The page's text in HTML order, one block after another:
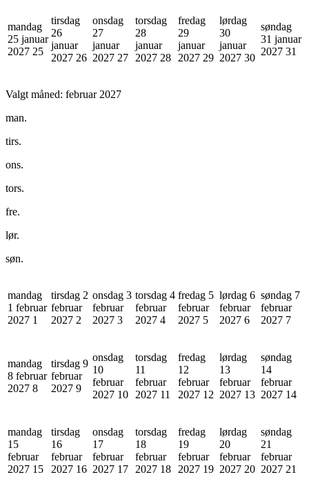
mandag
25 januar
2027 25
tirsdag
26
januar
2027 26
onsdag
27
januar
2027 27
torsdag
28
januar
2027 28
fredag
29
januar
2027 29
lørdag
30
januar
2027 30
søndag
31 januar
2027 31
Valgt måned: februar 2027
man.
tirs.
ons.
tors.
fre.
lør.
søn.
mandag
1 februar
2027 1
tirsdag 2
februar
2027 2
onsdag 3
februar
2027 3
torsdag 4
februar
2027 4
fredag 5
februar
2027 5
lørdag 6
februar
2027 6
søndag 7
februar
2027 7
mandag
8 februar
2027 8
tirsdag 9
februar
2027 9
onsdag
10
februar
2027 10
torsdag
11
februar
2027 11
fredag
12
februar
2027 12
lørdag
13
februar
2027 13
søndag
14
februar
2027 14
mandag
15
februar
2027 15
tirsdag
16
februar
2027 16
onsdag
17
februar
2027 17
torsdag
18
februar
2027 18
fredag
19
februar
2027 19
lørdag
20
februar
2027 20
søndag
21
februar
2027 21